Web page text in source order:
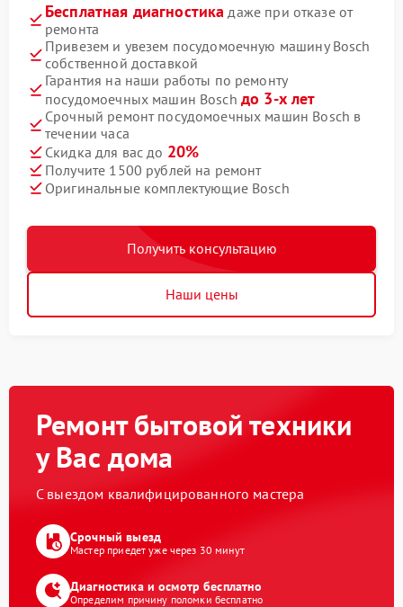
Бесплатная диагностика даже при отказе от
ремонта
Привезем и увезем посудомоечную машину Bosch
собственной доставкой
Гарантия на наши работы по ремонту
посудомоечных машин Bosch до 3-х лет
Срочный ремонт посудомоечных машин Bosch в
течении часа
Скидка для вас до 20%
Получите 1500 рублей на ремонт
Оригинальные комплектующие Bosch
Получить консультацию
Наши цены
Ремонт бытовой техники
у Вас дома
С выездом квалифицированного мастера
Срочный выезд
Мастер приедет уже через 30 минут
Диагностика и осмотр бесплатно
Определим причину поломки бесплатно